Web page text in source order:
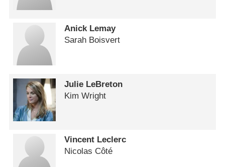
Anick Lemay
Sarah Boisvert
Julie LeBreton
Kim Wright
Vincent Leclerc
Nicolas Côté